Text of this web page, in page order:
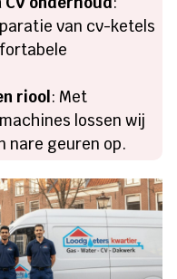
van cv-ketels
riool: Met
lossen wij
nare geuren op.